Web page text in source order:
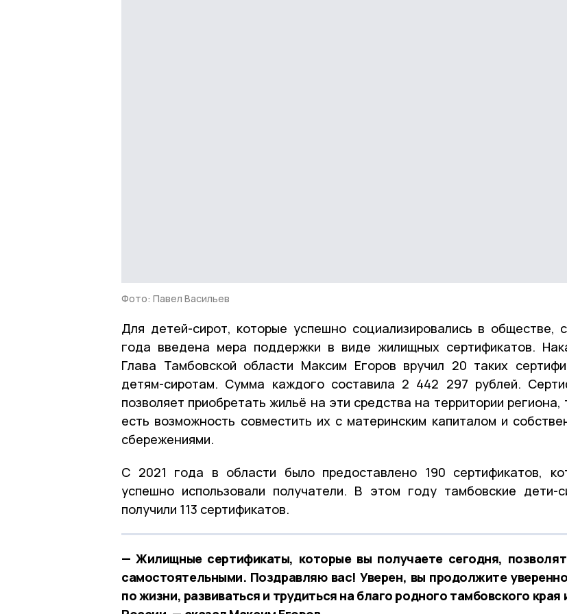
Фото: Павел Васильев
Для детей-сирот, которые успешно социализировались в обществе,
года введена мера поддержки в виде жилищных сертификатов.
Глава Тамбовской области Максим Егоров вручил 20 таких
детям-сиротам. Сумма каждого составила 2 442 297 рублей.
позволяет приобретать жильё на эти средства на территории региона,
есть возможность совместить их с материнским капиталом и
сбережениями.
С 2021 года в области было предоставлено 190 сертификатов,
успешно использовали получатели. В этом году тамбовские дети-
получили 113 сертификатов.
— Жилищные сертификаты, которые вы получаете сегодня,
самостоятельными. Поздравляю вас! Уверен, вы продолжите
по жизни, развиваться и трудиться на благо родного тамбовского края